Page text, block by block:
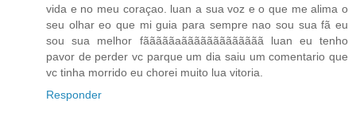
vida e no meu coraçao. luan a sua voz e o que me alima o
seu olhar eo que mi guia para sempre nao sou sua fã eu
sou sua melhor fãããããaããããããããããããã luan eu tenho
pavor de perder vc parque um dia saiu um comentario que
vc tinha morrido eu chorei muito lua vitoria.
Responder